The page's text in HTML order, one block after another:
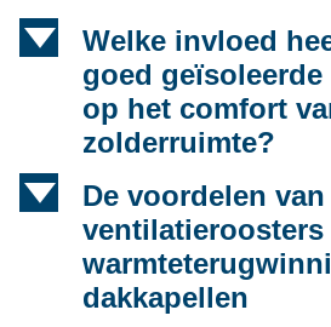
d
Welke invloed
goed geïsoleerde
op het comfort
zolderruimte?
d
De voordelen van
ventilatieroosters
dakkapellen